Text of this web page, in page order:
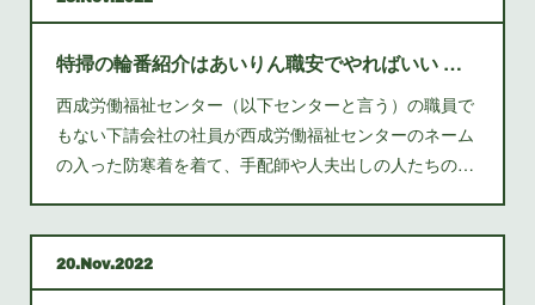
特掃の輪番紹介はあいりん職安でやればいい 山谷では玉姫職安が紹介している。（日給７０００円、弁当付き）
西成労働福祉センター（以下センターと言う）の職員で
もない下請会社の社員が西成労働福祉センターのネーム
の入った防寒着を着て、手配師や人夫出しの人たちの…
20 Nov 2022